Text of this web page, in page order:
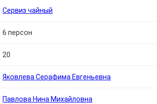
Сервиз чайный
6 персон
20
Яковлева Серафима Евгеньевна
Павлова Нина Михайловна